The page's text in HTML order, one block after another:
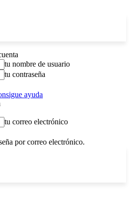
tu nombre de usuario
tu contraseña
ayuda
tu correo electrónico
por correo electrónico.